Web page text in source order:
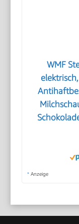
WMF
* Anzeige